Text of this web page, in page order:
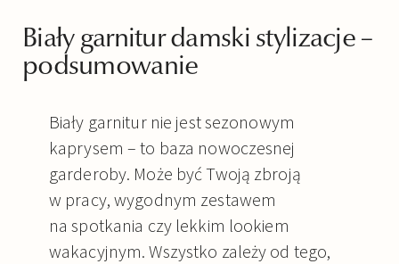
Biały garnitur damski stylizacje –
podsumowanie
Biały garnitur nie jest sezonowym
kaprysem – to baza nowoczesnej
garderoby. Może być Twoją zbroją
w pracy, wygodnym zestawem
na spotkania czy lekkim lookiem
wakacyjnym. Wszystko zależy od tego,